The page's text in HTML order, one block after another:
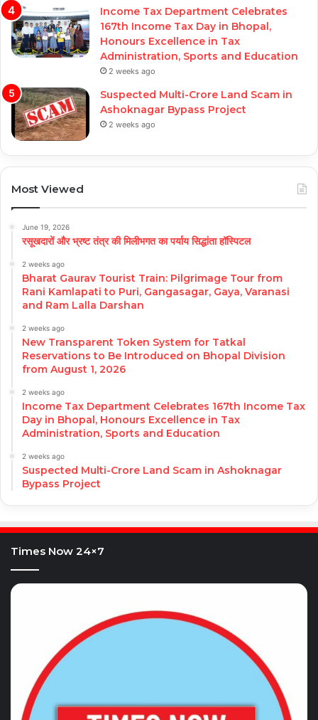
Income Tax Department Celebrates
167th Income Tax Day in Bhopal,
Honours Excellence in Tax
Administration, Sports and Education
2 weeks ago
Suspected Multi-Crore Land Scam in
Ashoknagar Bypass Project
2 weeks ago
Most Viewed
June 19, 2026
रसूखदारों और भ्रष्ट तंत्र की मिलीभगत का पर्याय सिद्धांता हॉस्पिटल
2 weeks ago
Bharat Gaurav Tourist Train: Pilgrimage Tour from
Rani Kamlapati to Puri, Gangasagar, Gaya, Varanasi
and Ram Lalla Darshan
2 weeks ago
New Transparent Token System for Tatkal
Reservations to Be Introduced on Bhopal Division
from August 1, 2026
2 weeks ago
Income Tax Department Celebrates 167th Income Tax
Day in Bhopal, Honours Excellence in Tax
Administration, Sports and Education
2 weeks ago
Suspected Multi-Crore Land Scam in Ashoknagar
Bypass Project
Times Now 24×7